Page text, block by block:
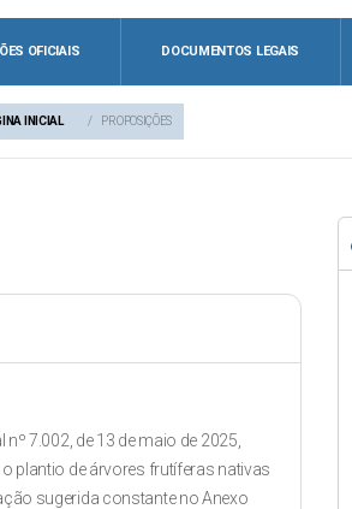
OFICIAIS DOCUMENTOS LEGAIS
INICIAL PROPOSIÇÕES
7.002, de 13 de maio de 2025,
plantio de árvores frutíferas nativas
sugerida constante no Anexo